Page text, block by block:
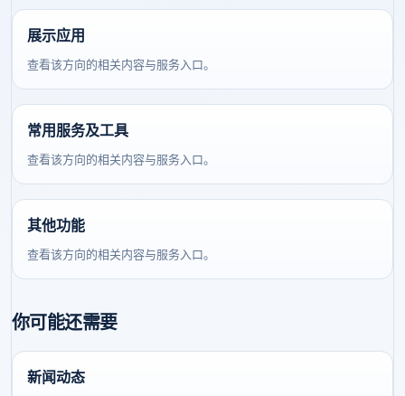
展示应用
查看该方向的相关内容与服务入口。
常用服务及工具
查看该方向的相关内容与服务入口。
其他功能
查看该方向的相关内容与服务入口。
你可能还需要
新闻动态